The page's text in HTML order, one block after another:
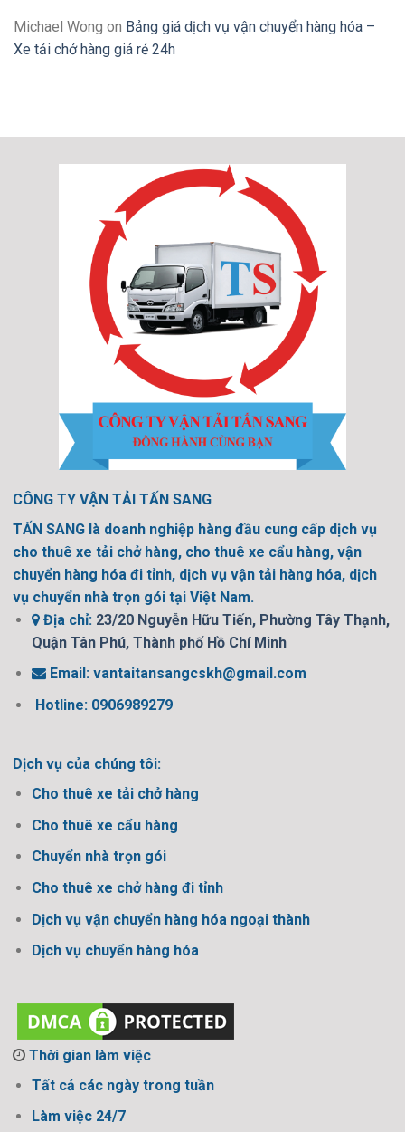
Michael Wong on Bảng giá dịch vụ vận chuyển hàng hóa –
Xe tải chở hàng giá rẻ 24h
CÔNG TY VẬN TẢI TẤN SANG
TẤN SANG là doanh nghiệp hàng đầu cung cấp dịch vụ
cho thuê xe tải chở hàng, cho thuê xe cẩu hàng, vận
chuyển hàng hóa đi tỉnh, dịch vụ vận tải hàng hóa, dịch
vụ chuyển nhà trọn gói tại Việt Nam.
Địa chỉ: 23/20 Nguyễn Hữu Tiến, Phường Tây Thạnh,
Quận Tân Phú, Thành phố Hồ Chí Minh
Email:vantaitansangcskh@gmail.com
Hotline: 0906989279
Dịch vụ của chúng tôi:
Cho thuê xe tải chở hàng
Cho thuê xe cẩu hàng
Chuyển nhà trọn gói
Cho thuê xe chở hàng đi tỉnh
Dịch vụ vận chuyển hàng hóa ngoại thành
Dịch vụ chuyển hàng hóa
Thời gian làm việc
Tất cả các ngày trong tuần
Làm việc 24/7